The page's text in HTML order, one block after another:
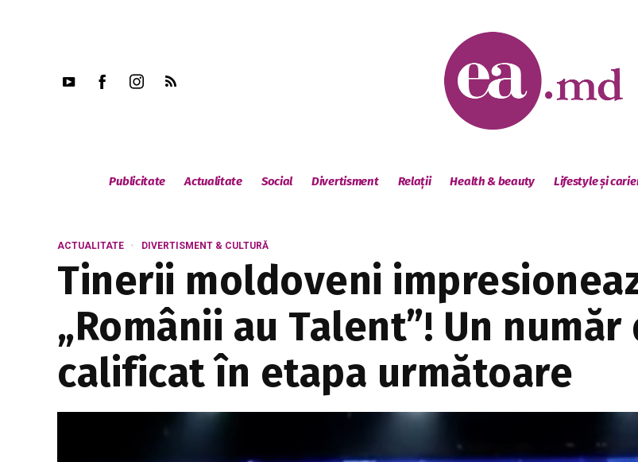
Publicitate Actualitate Social Divertisment Relații Health & beauty Lifestyle și
ACTUALITATE DIVERTISMENT & CULTURĂ
Tinerii moldoveni
„Românii au Talent”! Un
calificat în etapa următoare